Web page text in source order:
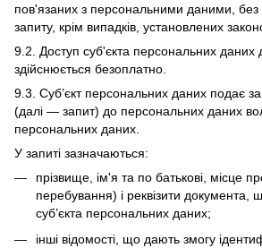
пов'язаних з персональними даними, без
запиту, крім випадків, установлених
9.2. Доступ суб'єкта персональних
здійснюється безоплатно.
9.3. Суб’єкт персональних даних подає
(далі — запит) до персональних даних
персональних даних.
У запиті зазначаються:
прізвище, ім'я та по батькові, місце
перебування) і реквізити документа,
суб’єкта персональних даних;
інші відомості, що дають змогу